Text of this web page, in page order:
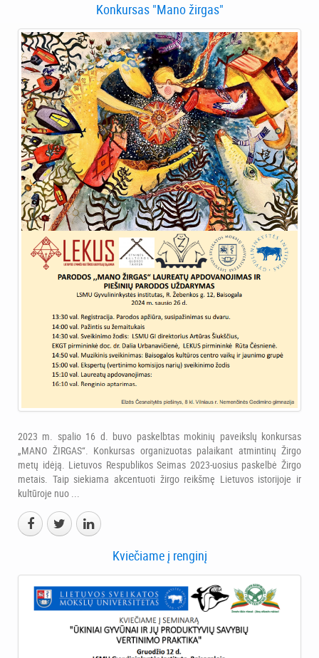
Konkursas "Mano žirgas"
2023 m. spalio 16 d. buvo paskelbtas mokinių paveikslų konkursas
„MANO ŽIRGAS“. Konkursas organizuotas palaikant atmintinų Žirgo
metų idėją. Lietuvos Respublikos Seimas 2023-uosius paskelbė Žirgo
metais. Taip siekiama akcentuoti žirgo reikšmę Lietuvos istorijoje ir
kultūroje nuo ...
Kviečiame į renginį